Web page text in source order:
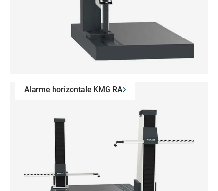
Alarme horizontale KMG RA